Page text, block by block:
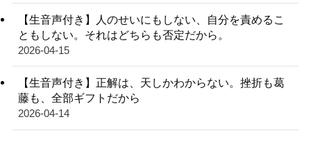
【生音声付き】人のせいにもしない、自分を責めるこ
ともしない。それはどちらも否定だから。
2026-04-15
【生音声付き】正解は、天しかわからない。挫折も葛
藤も、全部ギフトだから
2026-04-14